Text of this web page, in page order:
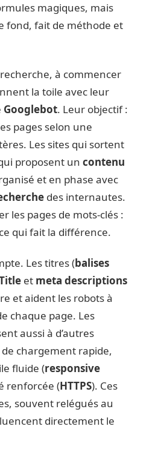
magiques, mais
fond, fait de méthode et
à commencer
la toile avec leur
Googlebot. Leur objectif :
pages selon une
Les sites qui sortent
proposent un contenu
et en phase avec
des internautes.
les pages de mots-clés :
qui fait la différence.
Les titres (balises
et meta descriptions
et aident les robots à
chaque page. Les
aussi à d’autres
chargement rapide,
fluide (responsive
renforcée (HTTPS). Ces
souvent relégués au
directement le